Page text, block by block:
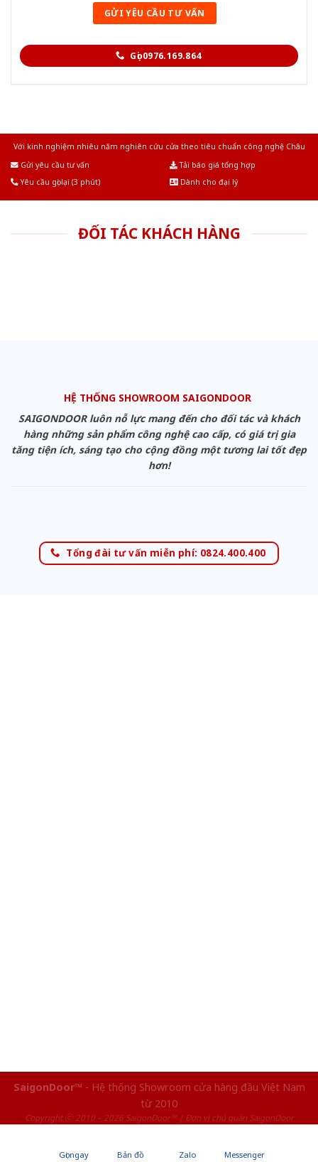
Gọi 0976.169.864
Với kinh nghiệm nhiêu năm nghiên cứu cửa theo tiêu chuẩn công nghệ Châu
Gửi yêu cầu tư vấn
Tải báo giá tổng hợp
Yêu cầu gọi lại (3 phút)
Dành cho đại lý
ĐỐI TÁC KHÁCH HÀNG
HỆ THỐNG SHOWROOM SAIGONDOOR
SAIGONDOOR luôn nỗ lực mang đến cho đối tác và khách
hàng những sản phẩm công nghệ cao cấp, có giá trị gia
tăng tiện ích, sáng tạo cho cộng đồng một tương lai tốt đẹp
hơn!
Tổng đài tư vấn miễn phí: 0824.400.400
SaigonDoor™ - Hệ thống Showroom cửa hàng đầu Việt Nam
từ 2010
Copyright ⓒ 2010 – 2026 SaigonDoor™ | Đơn vị chủ quản SaigonDoor
Gọi ngay Bản đồ Zalo Messenger